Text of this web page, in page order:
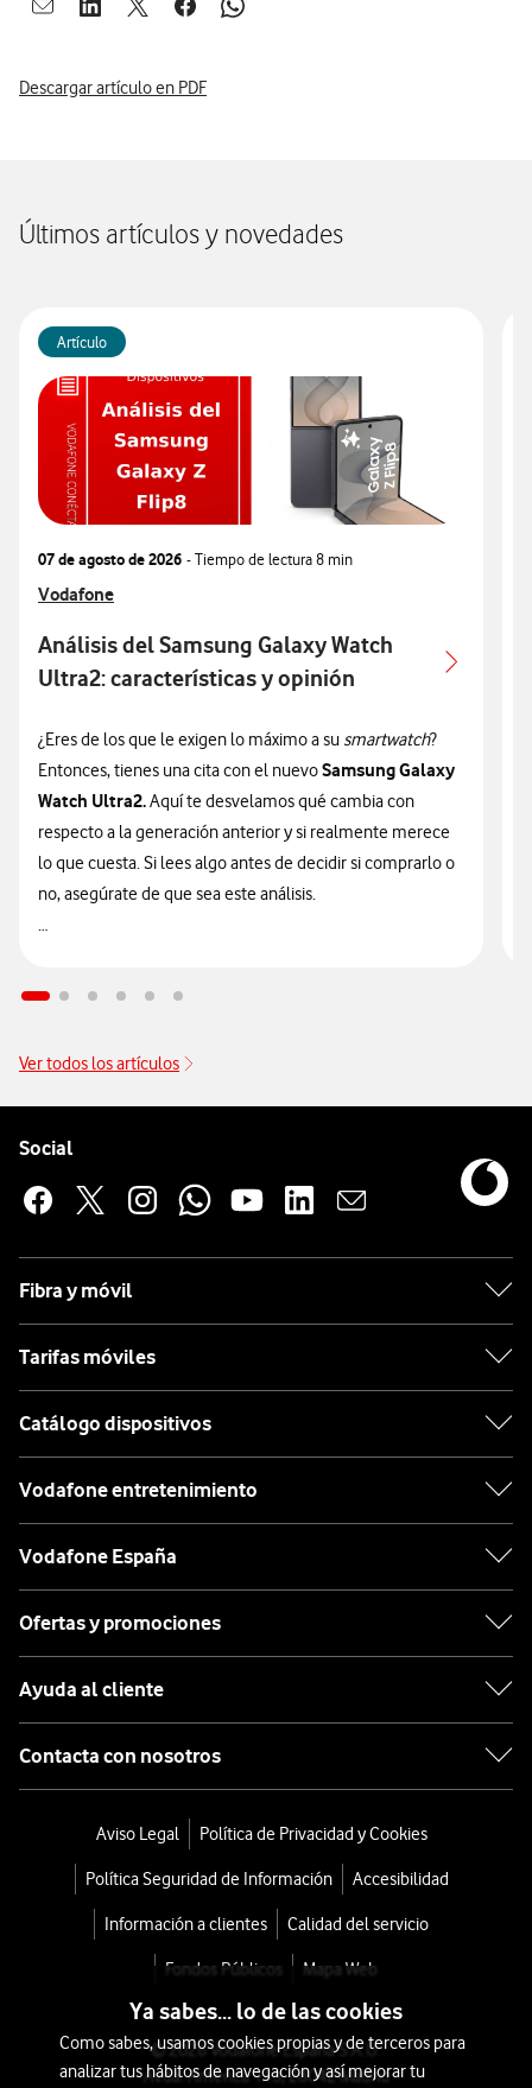
Abrir ventana para compartir en mail
Abrir ventana para compartir en linkedin
Abrir ventana para compartir en twitter
Abrir ventana para compartir en facebook
Abrir ventana para compartir en
Descargar artículo en PDF
Últimos artículos y novedades
Artículo
07 de agosto de 2026 - Tiempo de lectura8 min
Ver más articulos relacionados con
Vodafone
Análisis del Samsung Galaxy Watch
Ultra2: características y opinión
¿Eres de los que le exigen lo máximo a su smartwatch?
Entonces, tienes una cita con el nuevoSamsung Galaxy
Watch Ultra2.Aquí te desvelamos qué cambia con
respecto a la generación anterior y si realmente merece
lo que cuesta. Si lees algo antes de decidir si comprarlo o
no, asegúrate de que sea este análisis.
Galaxy Watch Ultra2 financiado
Ver todos los artículos
Social
Fibra y móvil
Tarifas móviles
Catálogo dispositivos
Vodafone entretenimiento
Vodafone España
Ofertas y promociones
Ayuda al cliente
Contacta con nosotros
Aviso Legal Política de Privacidad y Cookies
Política Seguridad de Información Accesibilidad
Información a clientes Calidad del servicio
Fondos Públicos Mapa Web
© 2026 Vodafone España S.A.U.
Avda. América 115, 28042 Madrid
Ya sabes... lo de las cookies
Como sabes, usamos cookies propias y de terceros para
analizar tus hábitos de navegación y así mejorar tu